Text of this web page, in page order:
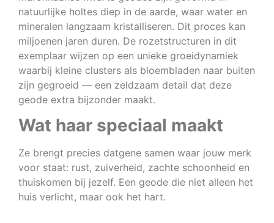
natuurlijke holtes diep in de aarde, waar water en
mineralen langzaam kristalliseren. Dit proces kan
miljoenen jaren duren. De rozetstructuren in dit
exemplaar wijzen op een unieke groeidynamiek
waarbij kleine clusters als bloembladen naar buiten
zijn gegroeid — een zeldzaam detail dat deze
geode extra bijzonder maakt.
Wat haar speciaal maakt
Ze brengt precies datgene samen waar jouw merk
voor staat: rust, zuiverheid, zachte schoonheid en
thuiskomen bij jezelf. Een geode die niet alleen het
huis verlicht, maar ook het hart.